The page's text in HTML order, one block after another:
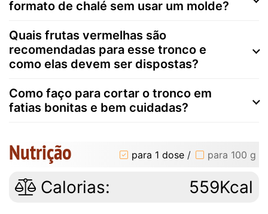
formato de chalé sem usar um molde?
Quais frutas vermelhas são
recomendadas para esse tronco e
como elas devem ser dispostas?
Como faço para cortar o tronco em
fatias bonitas e bem cuidadas?
Nutrição para 1 dose / para 100 g
Calorias: 559Kcal